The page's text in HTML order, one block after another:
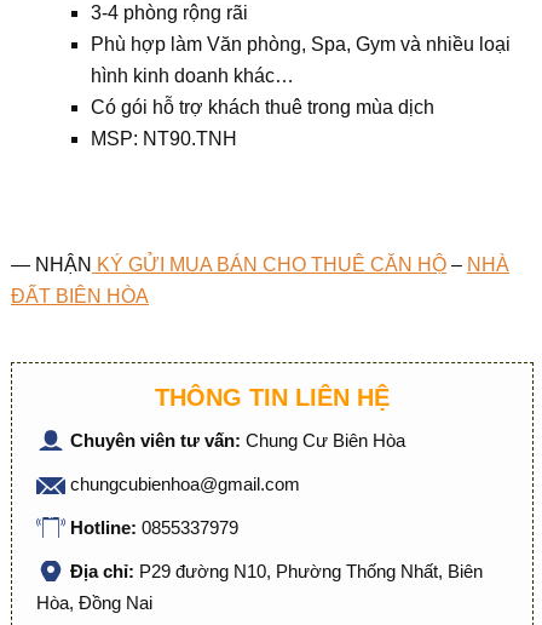
3-4 phòng rộng rãi
Phù hợp làm Văn phòng, Spa, Gym và nhiều loại
hình kinh doanh khác…
Có gói hỗ trợ khách thuê trong mùa dịch
MSP: NT90.TNH
— NHẬN KÝ GỬI MUA BÁN CHO THUÊ CĂN HỘ– NHÀ
ĐẤT BIÊN HÒA
THÔNG TIN LIÊN HỆ
Chuyên viên tư vấn: Chung Cư Biên Hòa
chungcubienhoa@gmail.com
Hotline: 0855337979
Địa chỉ: P29 đường N10, Phường Thống Nhất, Biên
Hòa, Đồng Nai